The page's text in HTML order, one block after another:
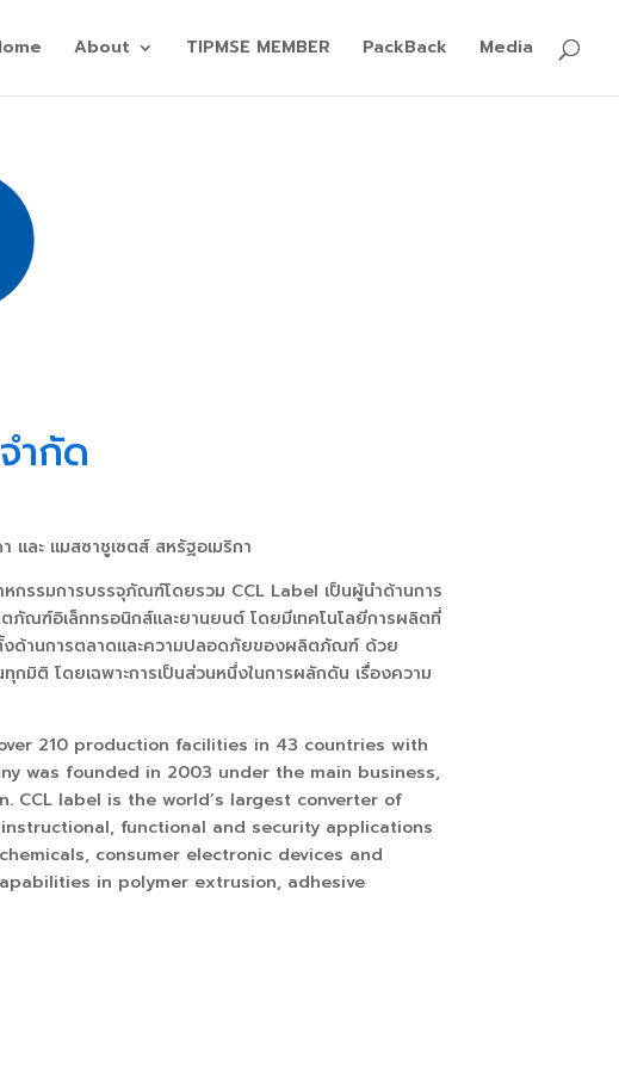
About TIPMSE MEMBER PackBack Media
ำกัด
และ แมสซาชูเซตส์ สหรัฐอเมริกา
กรรมการบรรจุภัณฑ์โดยรวม CCL Label เป็นผู้นำด้านการ
ณฑ์อิเล็กทรอนิกส์และยานยนต์ โดยมีเทคโนโลยีการผลิตที่
งด้านการตลาดและความปลอดภัยของผลิตภัณฑ์ ด้วย
มิติ โดยเฉพาะการเป็นส่วนหนึ่งในการผลักดัน เรื่องความ
210 production facilities in 43 countries with
was founded in 2003 under the main business,
CCL label is the world’s largest converter of
functional and security applications
consumer electronic devices and
in polymer extrusion, adhesive